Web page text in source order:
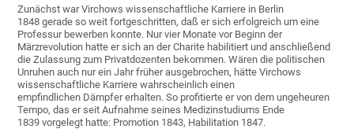
Zunächst war Virchows wissenschaftliche Karriere in Berlin
1848 gerade so weit fortgeschritten, daß er sich erfolgreich um eine
Professur bewerben konnte. Nur vier Monate vor Beginn der
Märzrevolution hatte er sich an der Charite habilitiert und anschließend
die Zulassung zum Privatdozenten bekommen. Wären die politischen
Unruhen auch nur ein Jahr früher ausgebrochen, hätte Virchows
wissenschaftliche Karriere wahrscheinlich einen
empfindlichen Dämpfer erhalten. So profitierte er von dem ungeheuren
Tempo, das er seit Aufnahme seines Medizinstudiums Ende
1839 vorgelegt hatte: Promotion 1843, Habilitation 1847.